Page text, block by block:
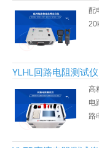
配
YLHL回路电阻测试仪
高
电
路